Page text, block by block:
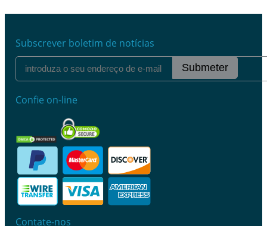
Subscrever boletim de notícias
Submeter
Confie on-line
Contate-nos